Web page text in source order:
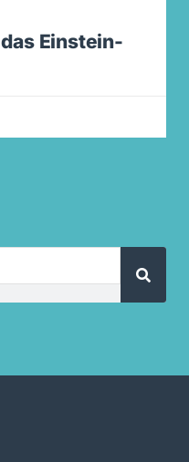
Einstein-